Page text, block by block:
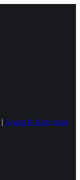
| Syarat & Ketentuan